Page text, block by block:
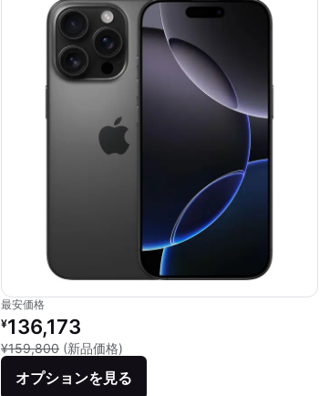
最安価格
リファービッシュ品の価格：
¥136,173
¥159,800 (新品価格)
オプションを見る